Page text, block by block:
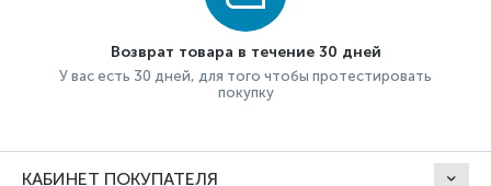
Возврат товара в течение 30 дней
У вас есть 30 дней, для того чтобы протестировать
покупку
КАБИНЕТ ПОКУПАТЕЛЯ